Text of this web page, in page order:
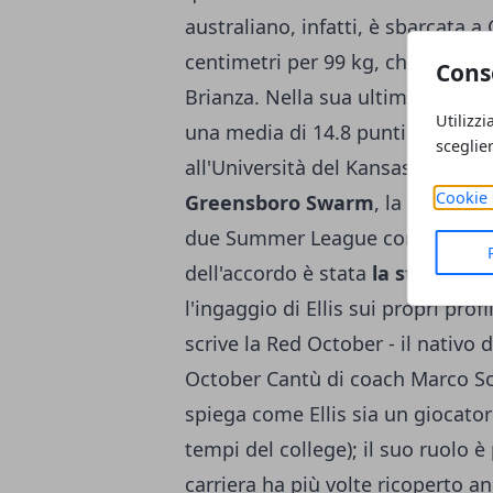
Cookie
australiano, infatti, è sbarcata a
centimetri per 99 kg, che ha
Brianza. Nella sua ultima
una media di 14.8 punti e 5.7
all'Università del Kansas, ha
Greensboro Swarm, la squadra
due Summer League con Dallas
dell'accordo è stata la stessa
l'ingaggio di Ellis sui propri
scrive la Red October - il nativo
October Cantù di coach Marco
spiega come Ellis sia un
tempi del college); il suo ruolo
carriera ha più volte ricoperto